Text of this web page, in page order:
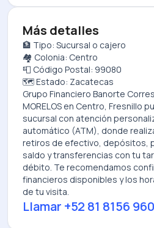
Más detalles
🏦 Tipo: Sucursal o cajero
🏘️ Colonia: Centro
📮 Código Postal: 99080
🗺️ Estado: Zacatecas
Grupo Financiero Banorte
MORELOS en Centro, Fresnillo
sucursal con atención
automático (ATM), donde
retiros de efectivo, depósitos,
saldo y transferencias con tu
débito. Te recomendamos
financieros disponibles y los
de tu visita.
Llamar +52 81 8156